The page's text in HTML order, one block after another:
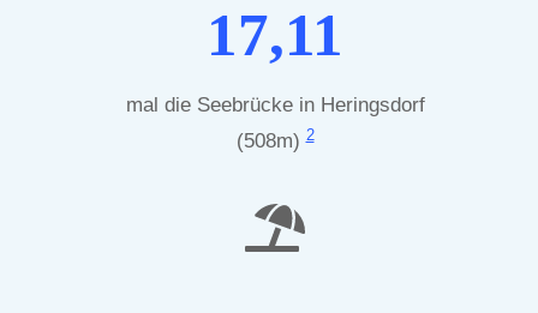
17,11
mal die Seebrücke in Heringsdorf
(508m)2